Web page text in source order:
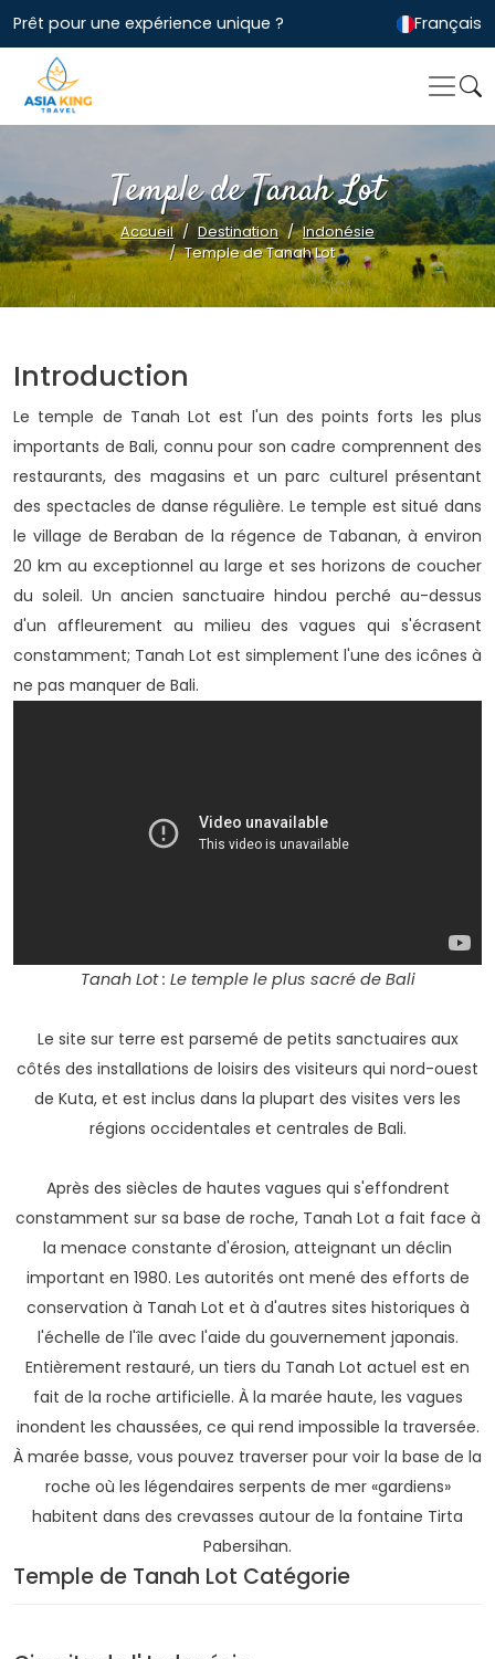
Prêt pour une expérience unique ? Français
Temple de Tanah Lot
Accueil Destination
Indonésie
Temple de Tanah Lot
Introduction
Le temple de Tanah Lot est l'un des points forts les plus
importants de Bali, connu pour son cadre comprennent des
restaurants, des magasins et un parc culturel présentant
des spectacles de danse régulière. Le temple est situé dans
le village de Beraban de la régence de Tabanan, à environ
20 km au exceptionnel au large et ses horizons de coucher
du soleil. Un ancien sanctuaire hindou perché au-dessus
d'un affleurement au milieu des vagues qui s'écrasent
constamment; Tanah Lot est simplement l'une des icônes à
ne pas manquer de Bali.
Tanah Lot : Le temple le plus sacré de Bali
Le site sur terre est parsemé de petits sanctuaires aux
côtés des installations de loisirs des visiteurs qui nord-ouest
de Kuta, et est inclus dans la plupart des visites vers les
régions occidentales et centrales de Bali.
Après des siècles de hautes vagues qui s'effondrent
constamment sur sa base de roche, Tanah Lot a fait face à
la menace constante d'érosion, atteignant un déclin
important en 1980. Les autorités ont mené des efforts de
conservation à Tanah Lot et à d'autres sites historiques à
l'échelle de l'île avec l'aide du gouvernement japonais.
Entièrement restauré, un tiers du Tanah Lot actuel est en
fait de la roche artificielle. À la marée haute, les vagues
inondent les chaussées, ce qui rend impossible la traversée.
À marée basse, vous pouvez traverser pour voir la base de la
roche où les légendaires serpents de mer «gardiens»
habitent dans des crevasses autour de la fontaine Tirta
Pabersihan.
Temple de Tanah Lot Catégorie